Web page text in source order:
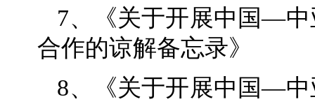
7、《关于开展中国—
合作的谅解备忘录》
8、《关于开展中国—